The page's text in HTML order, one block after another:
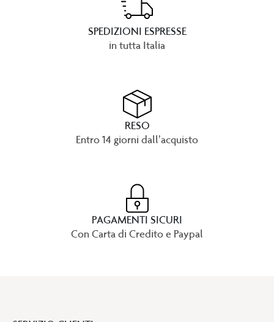
SPEDIZIONI ESPRESSE
in tutta Italia
RESO
Entro 14 giorni dall’acquisto
PAGAMENTI SICURI
Con Carta di Credito e Paypal